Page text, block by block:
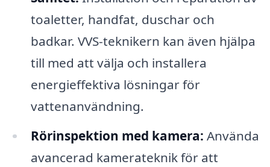
toaletter, handfat, duschar och
badkar. VVS-teknikern kan även hjälpa
till med att välja och installera
energieffektiva lösningar för
vattenanvändning.
Rörinspektion med kamera: Använda
avancerad kamerateknik för att